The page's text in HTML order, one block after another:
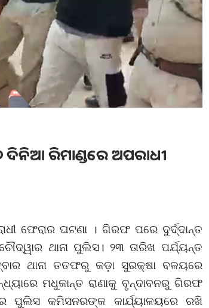
ଦିନିଆ ରିମାଣ୍ଡରେ ଅପରାଧୀ
ଫେରାର ଘଟଣା । ଗିରଫ ପରେ ଦୁର୍ଦ୍ଦାନ୍ତ
ଥାନା ପୁଲିସ। ୨୩ ତାରିଖ ପର୍ଯ୍ୟନ୍ତ
ଥାନା ତତଫରୁ କଡ଼ା ସୁରକ୍ଷା ବଳୟରେ
ମଧୁକାନ୍ତ ରାଣାକୁ ବୃନ୍ଦାବନରୁ ଗିରଫ
ପୁଲିସ କମିସନରଙ୍କ କାର୍ଯ୍ୟାଳୟରେ ରଖି